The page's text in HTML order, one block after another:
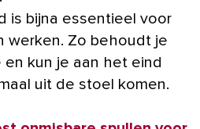
is bijna essentieel voor
werken. Zo behoudt je
kun je aan het eind
uit de stoel komen.